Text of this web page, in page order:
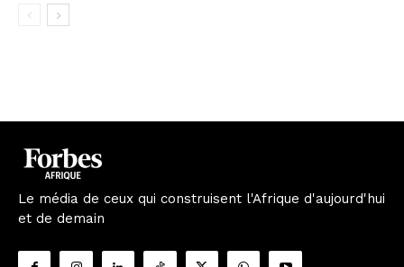
Le média de ceux qui construisent l'Afrique d'aujourd'hui
et de demain